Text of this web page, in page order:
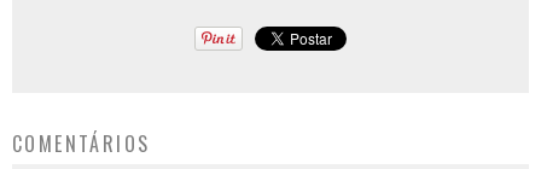
COMENTÁRIOS